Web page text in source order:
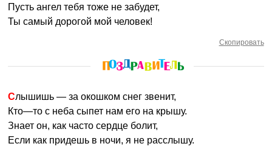
Пусть ангел тебя тоже не забудет,
Ты самый дорогой мой человек!
Скопировать
Слышишь — за окошком снег звенит,
Кто—то с неба сыпет нам его на крышу.
Знает он, как часто сердце болит,
Если как придешь в ночи, я не расслышу.